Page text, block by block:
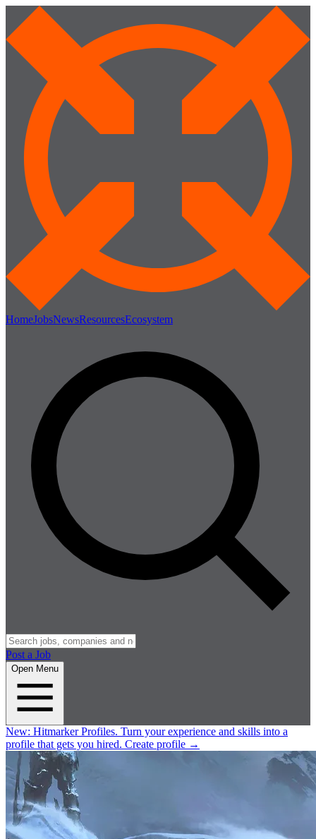
HomeJobsNewsResourcesEcosystem
Post a Job
Open Menu
New: Hitmarker Profiles. Turn your experience and skills into a
profile that gets you hired. Create profile →